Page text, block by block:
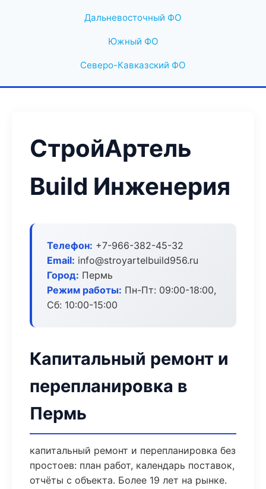
Дальневосточный ФО
Южный ФО
Северо-Кавказский ФО
СтройАртель
Build Инженерия
Телефон: +7-966-382-45-32
Email: info@stroyartelbuild956.ru
Город: Пермь
Режим работы: Пн-Пт: 09:00-18:00,
Сб: 10:00-15:00
Капитальный ремонт и
перепланировка в
Пермь
капитальный ремонт и перепланировка без
простоев: план работ, календарь поставок,
отчёты с объекта. Более 19 лет на рынке.